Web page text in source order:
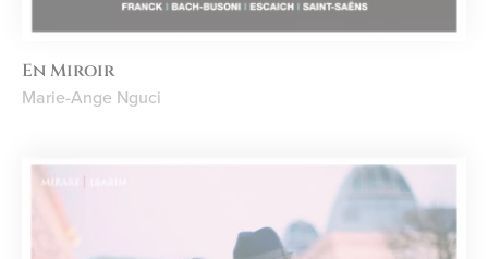
En Miroir
Marie-Ange Nguci